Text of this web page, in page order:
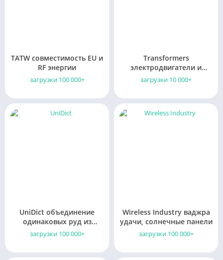
TATW совместимость EU и
RF энергии
загрузки 100 000+
Transformers
электродвигатели и
пневматические
генераторы
загрузки 10 000+
UniDict объединение
одинаковых руд из
разных модов
загрузки 100 000+
Wireless Industry ваджра
удачи, солнечные панели
загрузки 100 000+